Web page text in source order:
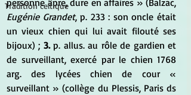
Tradition celtique
Eugénie Grandet, p. 233 : son oncle était
un vieux chien qui lui avait filouté ses
bijoux) ; 3. p. allus. au rôle de gardien et
de surveillant, exercé par le chien 1768
arg. des lycées chien de cour «